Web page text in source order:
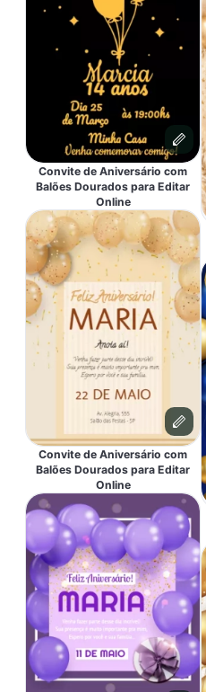
Convite de Aniversário com
Balões Dourados para Editar
Online
Convite de Aniversário com
Balões Dourados para Editar
Online